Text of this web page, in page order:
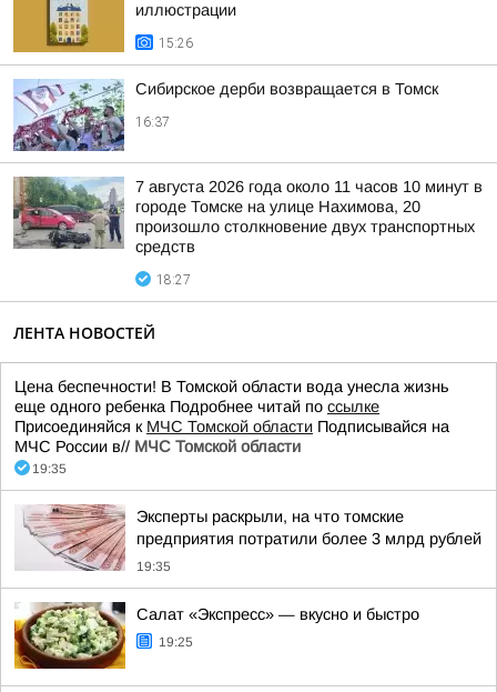
иллюстрации
15:26
Сибирское дерби возвращается в Томск
16:37
7 августа 2026 года около 11 часов 10 минут в
городе Томске на улице Нахимова, 20
произошло столкновение двух транспортных
средств
18:27
ЛЕНТА НОВОСТЕЙ
Цена беспечности! В Томской области вода унесла жизнь
еще одного ребенка Подробнее читай по ссылке
Присоединяйся к МЧС Томской области Подписывайся на
МЧС России в// МЧС Томской области
19:35
Эксперты раскрыли, на что томские
предприятия потратили более 3 млрд рублей
19:35
Салат «Экспресс» — вкусно и быстро
19:25